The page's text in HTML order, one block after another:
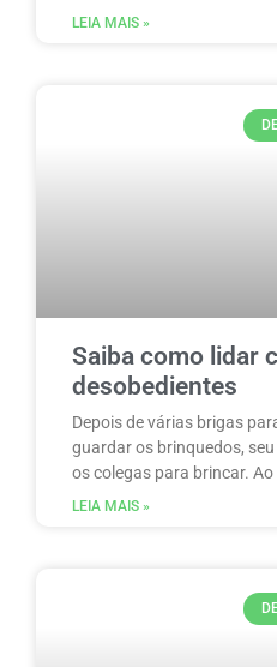
LEIA MAIS »
Saiba como lidar
desobedientes
Depois de várias brigas
guardar os brinquedos,
os colegas para brincar.
LEIA MAIS »